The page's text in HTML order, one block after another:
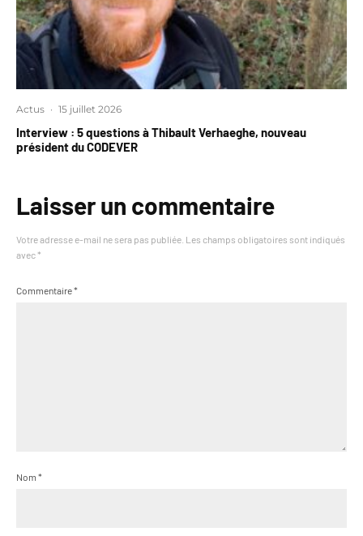
Actus · 15 juillet 2026
Interview : 5 questions à Thibault Verhaeghe, nouveau
président du CODEVER
Laisser un commentaire
Votre adresse e-mail ne sera pas publiée. Les champs obligatoires sont indiqués
avec *
Commentaire*
Nom *